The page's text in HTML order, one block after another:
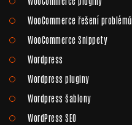
WooCommerce řešení problémů
WooCommerce Snippety
Wordpress
Wordpress pluginy
Wordpress šablony
WordPress SEO